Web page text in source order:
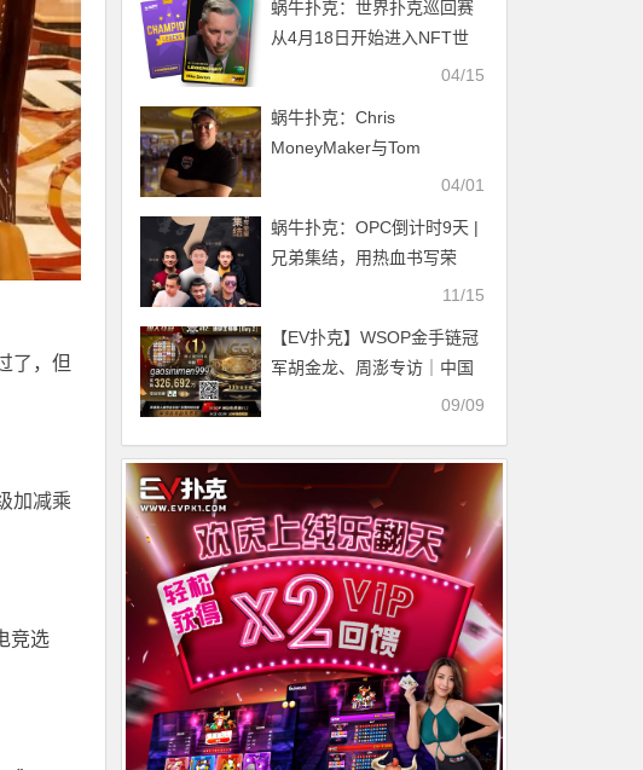
了，但
加减乘
竞选
蜗牛扑克：世界扑克巡回赛
从4月18日开始进入NFT世
04/15
蜗牛扑克：Chris
MoneyMaker与Tom
Wheaton合作后能否给扑克
04/01
蜗牛扑克：OPC倒计时9天 |
兄弟集结，用热血书写荣
11/15
【EV扑克】WSOP金手链冠
军胡金龙、周澎专访｜中国
军团势如破竹，已成为世界
09/09